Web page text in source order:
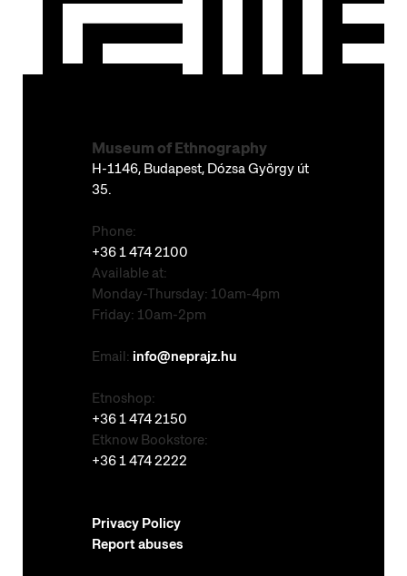
Museum of Ethnography
H-1146, Budapest, Dózsa György út
35.
Phone:
+36 1 474 2100
Available at:
Monday-Thursday: 10am-4pm
Friday: 10am-2pm
Email: info@neprajz.hu
Etnoshop:
+36 1 474 2150
Etknow Bookstore:
+36 1 474 2222
Privacy Policy
Report abuses